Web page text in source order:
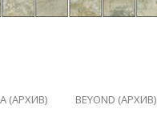
(АРХИВ) BEYOND (АРХИВ)